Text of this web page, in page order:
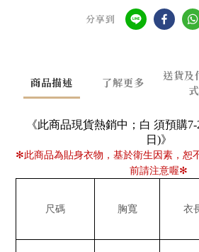
分享到
商品描述 了解更多
送貨及
式
《此商品現貨熱銷中；白 須預購
日)》
✻此商品為貼身衣物，基於衛生因素，恕
前請注意喔✻
尺碼 胸寬 衣